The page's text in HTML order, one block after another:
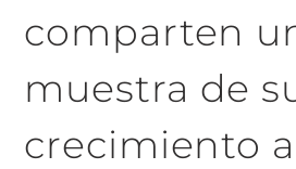
comparten
muestra de
crecimiento